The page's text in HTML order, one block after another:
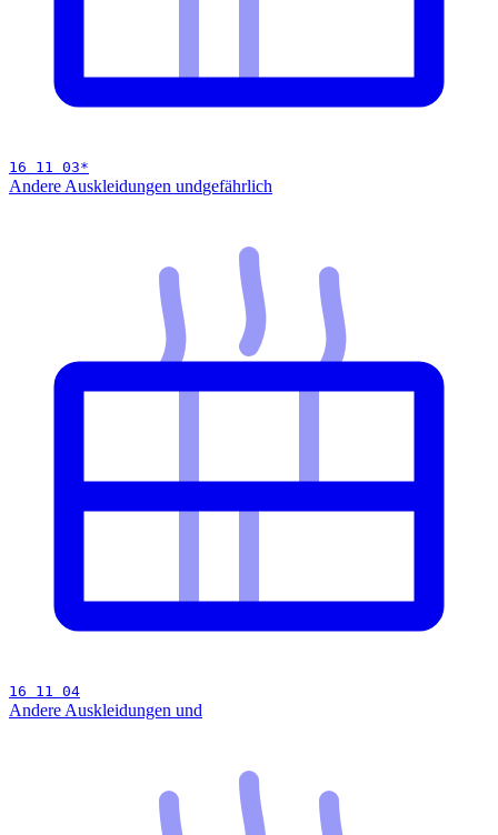
16 11 03*
Andere Auskleidungen undgefährlich
16 11 04
Andere Auskleidungen und